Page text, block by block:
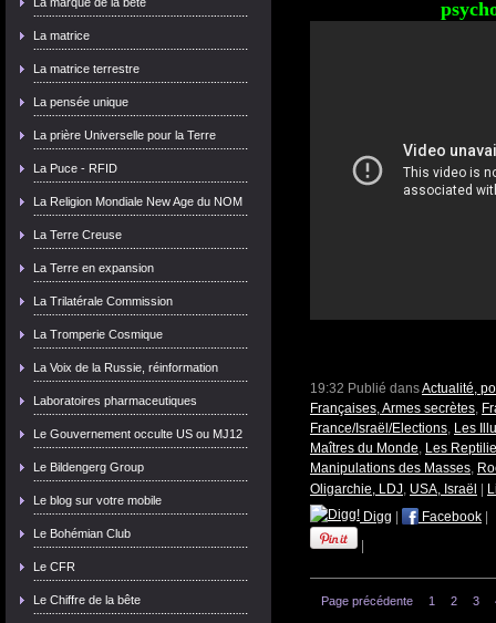
La matrice
La matrice terrestre
La pensée unique
La prière Universelle pour la Terre
La Puce - RFID
La Religion Mondiale New Age du NOM
La Terre Creuse
La Terre en expansion
La Trilatérale Commission
La Tromperie Cosmique
La Voix de la Russie, réinformation
Laboratoires pharmaceutiques
Le Gouvernement occulte US ou MJ12
Le Bildengerg Group
Le blog sur votre mobile
Le Bohémian Club
Le CFR
Le Chiffre de la bête
19:32 Publié dansActualité,
Françaises, Armes secrètes,
France/Israël/Elections, Les
Maîtres du Monde, Les
Manipulations des Masses,
Oligarchie, LDJ, USA, Israël
Digg
Facebook
Page précédente 1 2 3